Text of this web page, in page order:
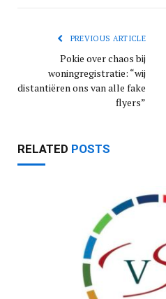
PREVIOUS ARTICLE
Pokie over chaos bij
woningregistratie: “wij
distantiëren ons van alle fake
flyers”
RELATED POSTS